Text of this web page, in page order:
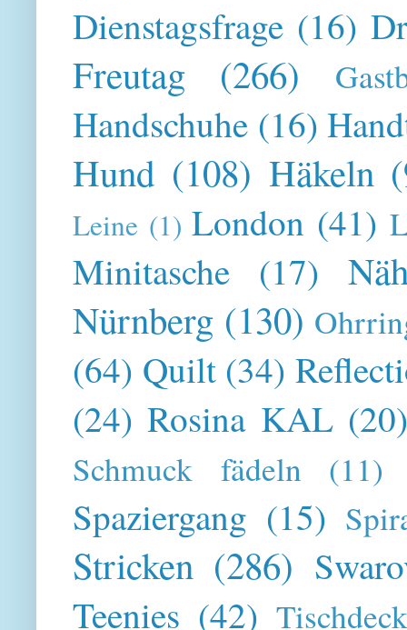
Dienstagsfrage (16)
Freutag (266)
Handschuhe (16)
Hund (108) Häkeln
Leine (1) London (41)
Minitasche (17)
Nürnberg (130)
(64) Quilt (34)
(24) Rosina KAL
Schmuck fädeln (11)
Spaziergang (15)
Stricken (286)
Teenies (42)